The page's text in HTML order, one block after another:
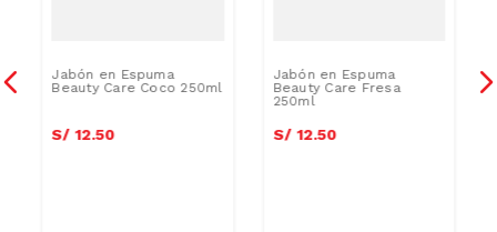
Jabón en Espuma
Beauty Care Coco 250ml
S/ 12.50
Jabón en Espuma
Beauty Care Fresa
250ml
S/ 12.50